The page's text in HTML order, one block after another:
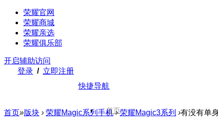
荣耀官网
荣耀商城
荣耀亲选
荣耀俱乐部
开启辅助访问
登录 / 立即注册
快捷导航
首页
首页»版块 › 荣耀Magic系列手机 › 荣耀Magic3系列 ›有没有单